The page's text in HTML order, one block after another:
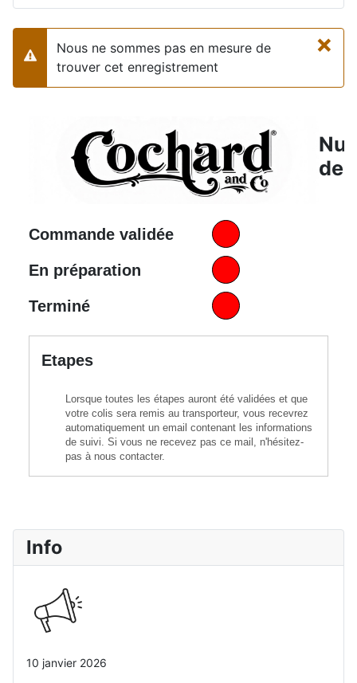
Info
10 janvier 2026
×
Alerte
Nous ne sommes pas en mesure de
trouver cet enregistrement
de
Commande validée
En préparation
Terminé
Etapes
Lorsque toutes les étapes auront été validées et que
votre colis sera remis au transporteur, vous recevrez
automatiquement un email contenant les informations
de suivi. Si vous ne recevez pas ce mail, n'hésitez-
pas à nous contacter.